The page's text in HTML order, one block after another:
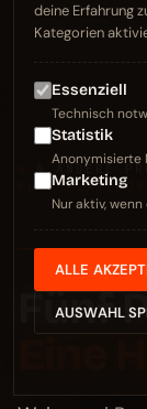
§ ANDERE
FÜNF
Fünf
Eine
deine Erfahrung
Kategorien
Essenziell
Technisch
Statistik
Anonymisierte
Marketing
Nur aktiv,
AUSWAHL
ALLE